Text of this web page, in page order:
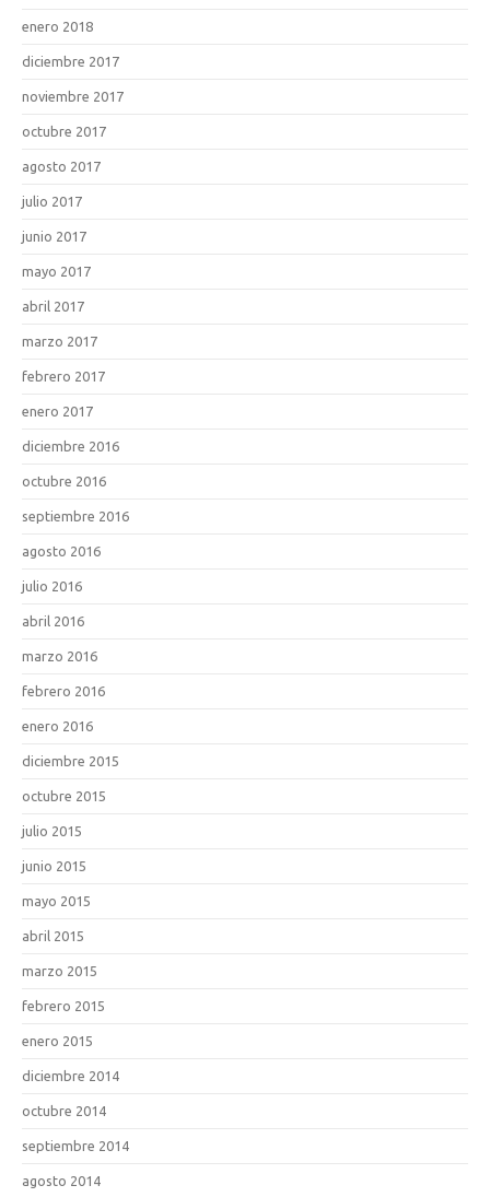
enero 2018
diciembre 2017
noviembre 2017
octubre 2017
agosto 2017
julio 2017
junio 2017
mayo 2017
abril 2017
marzo 2017
febrero 2017
enero 2017
diciembre 2016
octubre 2016
septiembre 2016
agosto 2016
julio 2016
abril 2016
marzo 2016
febrero 2016
enero 2016
diciembre 2015
octubre 2015
julio 2015
junio 2015
mayo 2015
abril 2015
marzo 2015
febrero 2015
enero 2015
diciembre 2014
octubre 2014
septiembre 2014
agosto 2014